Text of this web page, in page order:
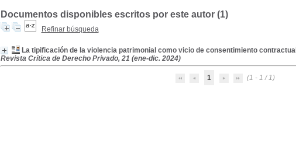
Documentos disponibles escritos por este autor (1)
Refinar búsqueda
La tipificación de la violencia patrimonial como vicio de consentimiento contractual
Revista Crítica de Derecho Privado, 21 (ene-dic. 2024)
1 (1 - 1 / 1)